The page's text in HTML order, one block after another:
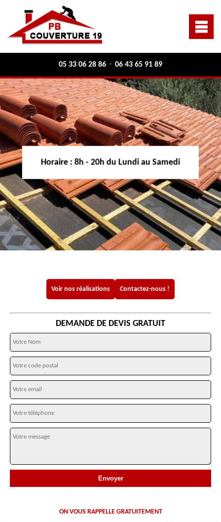
05 33 06 28 86 - 06 43 65 91 89
Horaire : 8h - 20h du Lundi au Samedi
Voir nos réalisations Contactez-nous !
DEMANDE DE DEVIS GRATUIT
ON VOUS RAPPELLE GRATUITEMENT